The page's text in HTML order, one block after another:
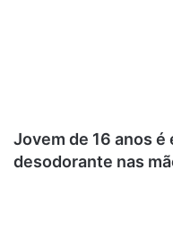
Jovem de 16 anos
desodorante nas